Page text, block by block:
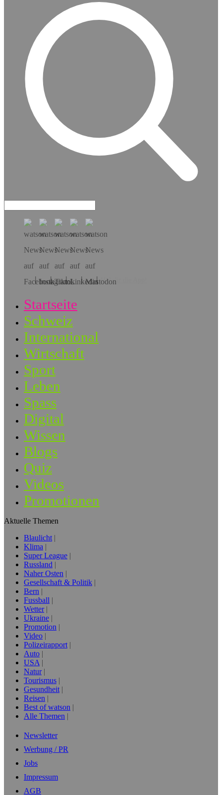
Hol dir die App!
Startseite
Schweiz
International
Wirtschaft
Sport
Leben
Spass
Digital
Wissen
Blogs
Quiz
Videos
Promotionen
Aktuelle Themen
Blaulicht
Klima
Super League
Russland
Naher Osten
Gesellschaft & Politik
Bern
Fussball
Wetter
Ukraine
Promotion
Video
Polizeirapport
Auto
USA
Natur
Tourismus
Gesundheit
Reisen
Best of watson
Alle Themen
Newsletter
Werbung / PR
Jobs
Impressum
AGB